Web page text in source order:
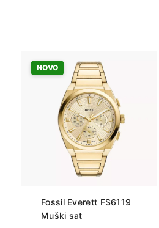
NOVO
Fossil Everett FS6119
Muški sat